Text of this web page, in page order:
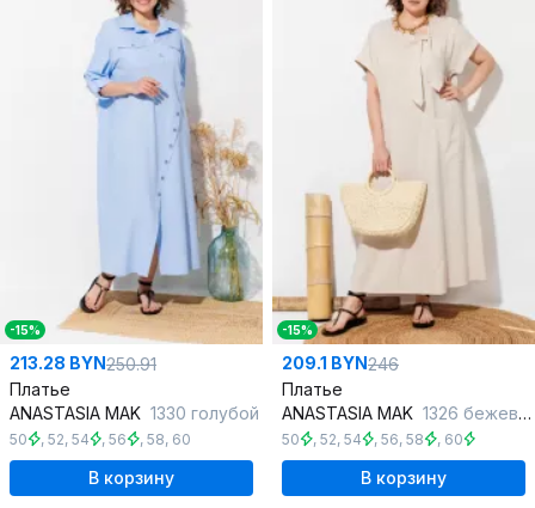
-15%
213.28 BYN250.91
Платье
ANASTASIA MAK 1330 голубой
50 , 52, 54 , 56 , 58, 60
В корзину
-15%
209.1 BYN246
Платье
ANASTASIA MAK 1326 бежевый
50 , 52, 54 , 56, 58 , 60
В корзину